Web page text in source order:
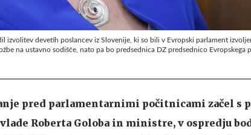
izvolitev devetih poslancev iz Slovenije, ki so bili v Evropski parlament
na ustavno sodišče, nato pa bo predsednica DZ predsednico Evropskega
pred parlamentarnimi počitnicami začel s
Roberta Goloba in ministre, v ospredju